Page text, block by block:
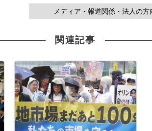
メディア・報道関係・法人の
関連記事